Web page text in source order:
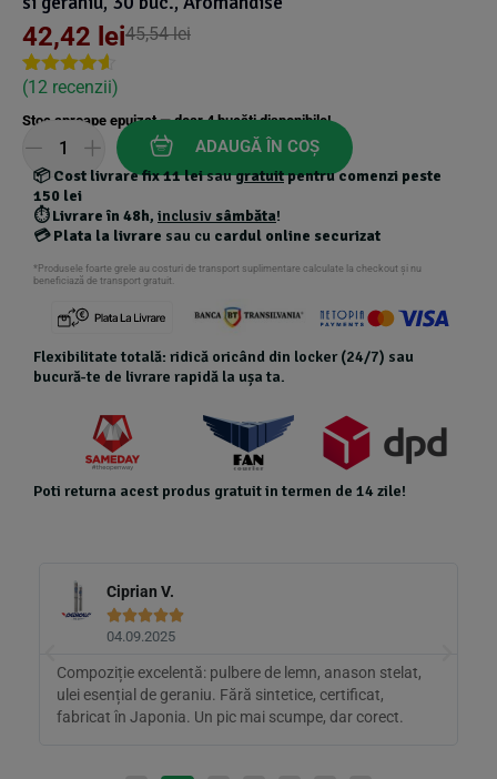
45,54lei
42,42 lei
Rated4.50
based on
10
customer
ratings
(12 recenzii)
Stoc aproape epuizat — doar4bucăți disponibile!
ADAUGĂ ÎN COȘ
📦Cost livrare fix 11 leisaugratuitpentru comenzi peste
150 lei
⏱️Livrare în 48h, inclusiv sâmbăta!
💳Plata la livrare sau cu cardul online securizat
*Produsele foarte grele au costuri de transport suplimentare calculate la checkout și nu
beneficiază de transport gratuit.
Flexibilitate totală: ridică oricând din locker (24/7) sau
bucură-te de livrare rapidă la ușa ta.
Poti returna acest produs gratuit in termen de 14 zile!
Ciprian V.

04.09.2025
Compoziție excelentă: pulbere de lemn, anason stelat,
ulei esențial de geraniu. Fără sintetice, certificat,
fabricat în Japonia. Un pic mai scumpe, dar corect.